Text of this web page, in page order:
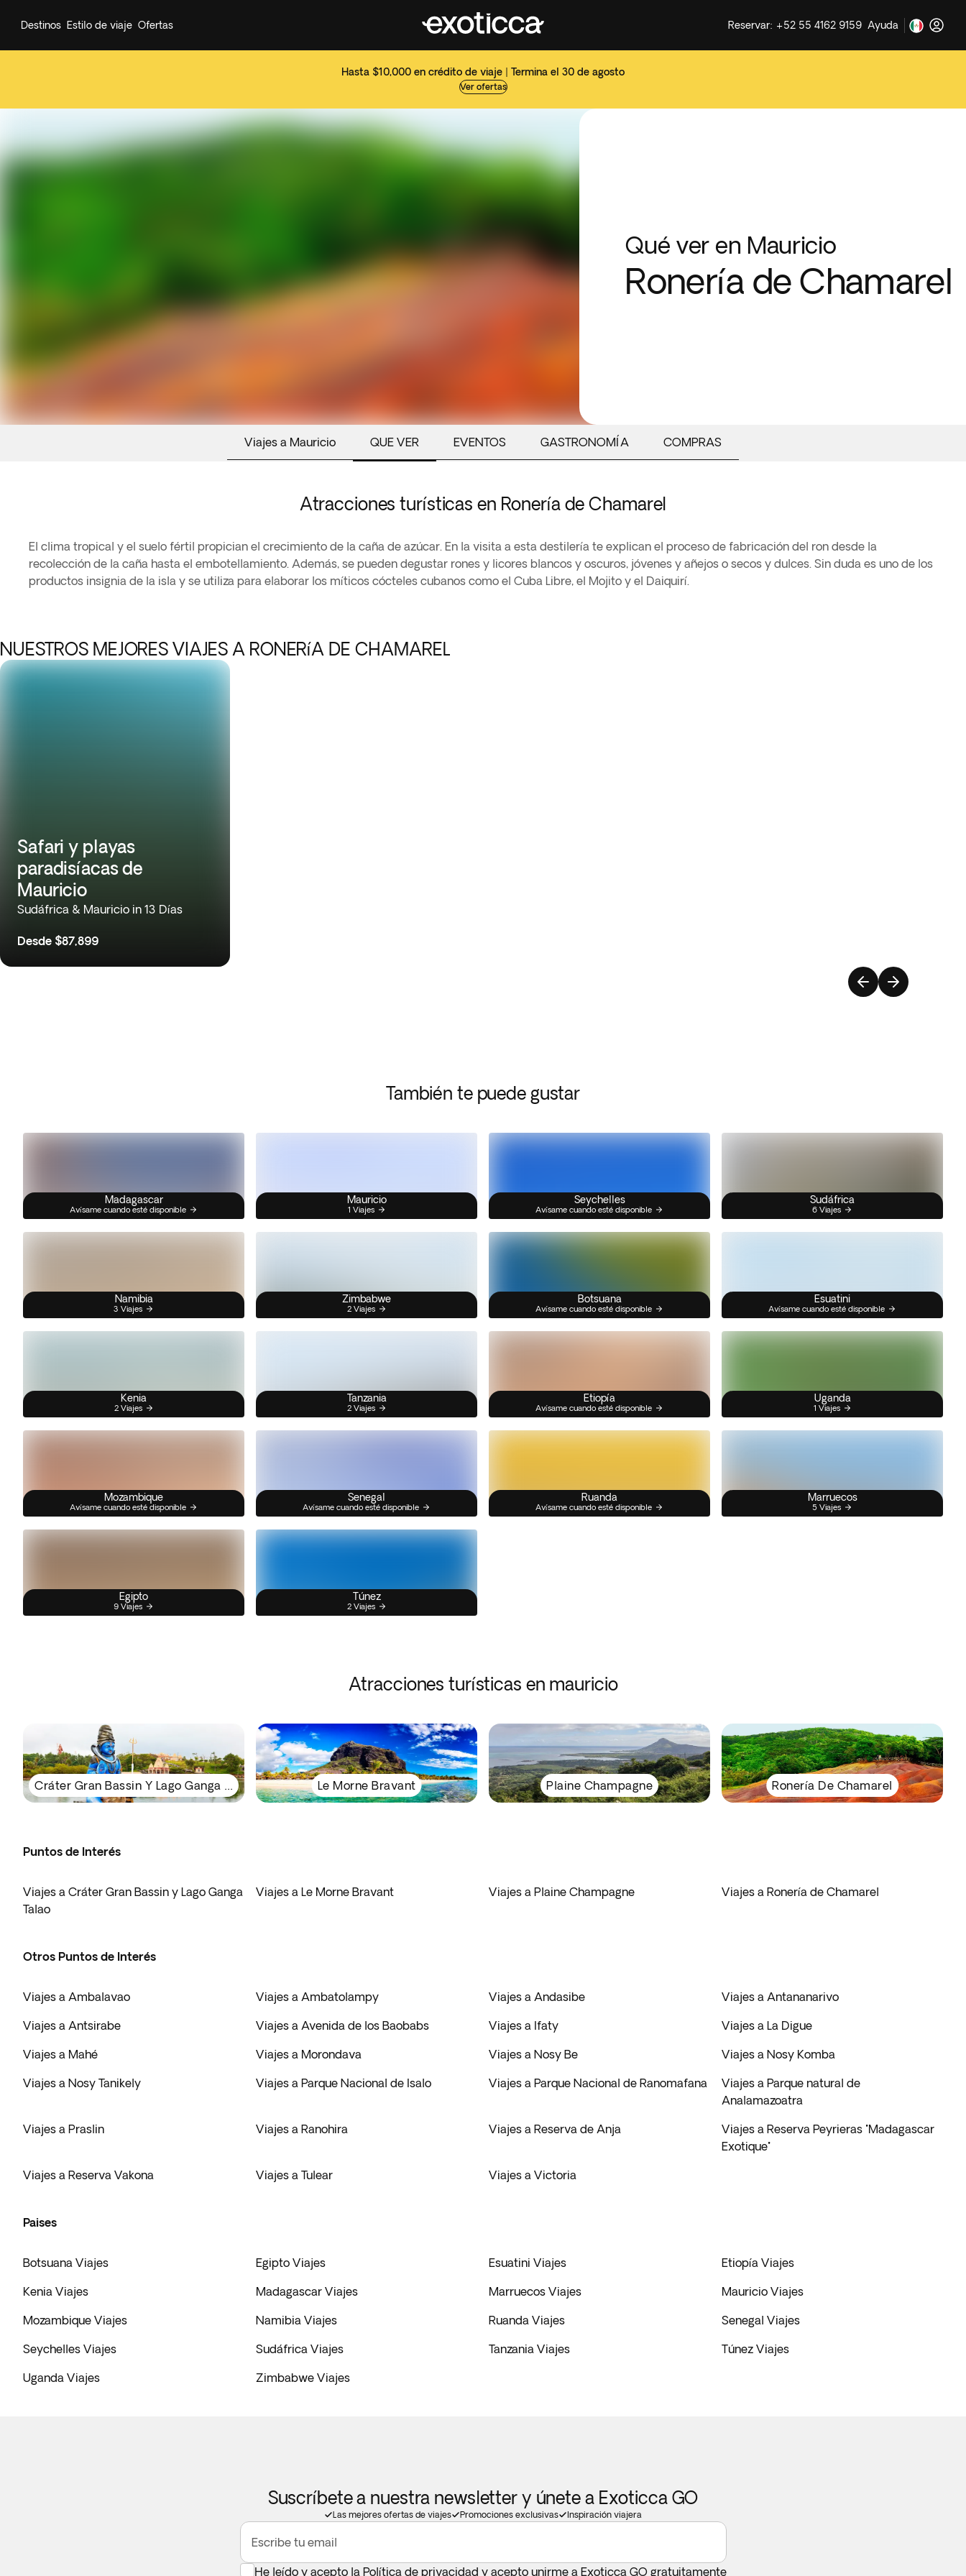
Hasta $10,000 en crédito de viaje | Termina el 30 de agosto
Ver ofertas
Destinos Estilo de viaje Ofertas Reservar: +52 55 4162 9159 Ayuda
Qué ver en Mauricio
Ronería de Chamarel
Viajes a Mauricio QUE VER EVENTOS GASTRONOMÍA COMPRAS
Atracciones turísticas en Ronería de Chamarel
El clima tropical y el suelo fértil propician el crecimiento de la caña de azúcar. En la visita a esta destilería te explican el proceso de fabricación del ron desde la
recolección de la caña hasta el embotellamiento. Además, se pueden degustar rones y licores blancos y oscuros, jóvenes y añejos o secos y dulces. Sin duda es uno de los
productos insignia de la isla y se utiliza para elaborar los míticos cócteles cubanos como el Cuba Libre, el Mojito y el Daiquirí.
NUESTROS MEJORES VIAJES A RONERíA DE CHAMAREL
Safari y playas
paradisíacas de
Mauricio
Sudáfrica & Mauricio in 13 Días
Desde $87,899
También te puede gustar
Madagascar
Avísame cuando esté disponible
Mauricio
1 Viajes
Seychelles
Avísame cuando esté disponible
Sudáfrica
6 Viajes
Namibia
3 Viajes
Zimbabwe
2 Viajes
Botsuana
Avísame cuando esté disponible
Esuatini
Avísame cuando esté disponible
Kenia
2 Viajes
Tanzania
2 Viajes
Etiopía
Avísame cuando esté disponible
Uganda
1 Viajes
Mozambique
Avísame cuando esté disponible
Senegal
Avísame cuando esté disponible
Ruanda
Avísame cuando esté disponible
Marruecos
5 Viajes
Egipto
9 Viajes
Túnez
2 Viajes
Atracciones turísticas en mauricio
Cráter Gran Bassin Y Lago Ganga Talao Le Morne Bravant Plaine Champagne Ronería De Chamarel
Puntos de Interés
Viajes a Cráter Gran Bassin y Lago Ganga
Talao
Viajes a Le Morne Bravant Viajes a Plaine Champagne Viajes a Ronería de Chamarel
Otros Puntos de Interés
Viajes a Ambalavao Viajes a Ambatolampy Viajes a Andasibe Viajes a Antananarivo
Viajes a Antsirabe Viajes a Avenida de los Baobabs Viajes a Ifaty Viajes a La Digue
Viajes a Mahé Viajes a Morondava Viajes a Nosy Be Viajes a Nosy Komba
Viajes a Nosy Tanikely Viajes a Parque Nacional de Isalo Viajes a Parque Nacional de Ranomafana
Viajes a Parque natural de
Analamazoatra
Viajes a Praslin Viajes a Ranohira Viajes a Reserva de Anja
Viajes a Reserva Peyrieras "Madagascar
Exotique"
Viajes a Reserva Vakona Viajes a Tulear Viajes a Victoria
Paises
Botsuana Viajes Egipto Viajes Esuatini Viajes Etiopía Viajes
Kenia Viajes Madagascar Viajes Marruecos Viajes Mauricio Viajes
Mozambique Viajes Namibia Viajes Ruanda Viajes Senegal Viajes
Seychelles Viajes Sudáfrica Viajes Tanzania Viajes Túnez Viajes
Uganda Viajes Zimbabwe Viajes
Suscríbete a nuestra newsletter y únete a Exoticca GO
Las mejores ofertas de viajes Promociones exclusivas Inspiración viajera
Escribe tu email
He leído y acepto la Política de privacidad y acepto unirme a Exoticca GO gratuitamente